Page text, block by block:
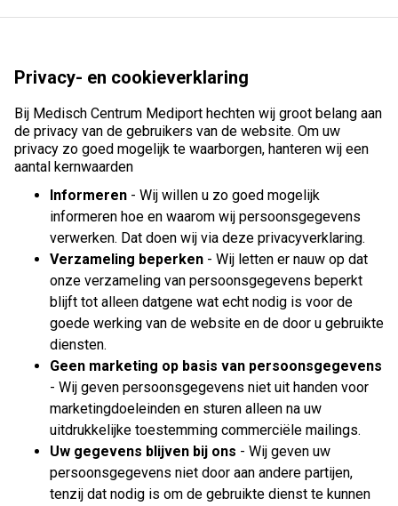
Privacy- en cookieverklaring
Bij Medisch Centrum Mediport hechten wij groot belang aan
de privacy van de gebruikers van de website. Om uw
privacy zo goed mogelijk te waarborgen, hanteren wij een
aantal kernwaarden
Informeren - Wij willen u zo goed mogelijk
informeren hoe en waarom wij persoonsgegevens
verwerken. Dat doen wij via deze privacyverklaring.
Verzameling beperken - Wij letten er nauw op dat
onze verzameling van persoonsgegevens beperkt
blijft tot alleen datgene wat echt nodig is voor de
goede werking van de website en de door u gebruikte
diensten.
Geen marketing op basis van persoonsgegevens
- Wij geven persoonsgegevens niet uit handen voor
marketingdoeleinden en sturen alleen na uw
uitdrukkelijke toestemming commerciële mailings.
Uw gegevens blijven bij ons - Wij geven uw
persoonsgegevens niet door aan andere partijen,
tenzij dat nodig is om de gebruikte dienst te kunnen